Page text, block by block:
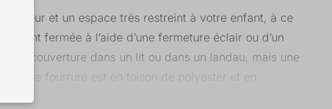
et un espace très restreint à votre enfant, à ce
fermée à l’aide d’une fermeture éclair ou d’un
la couverture dans un lit ou dans un landau, mais une
sa fourrure est en toison de polyester et en
être blanchie ou chimiquement nettoyée.